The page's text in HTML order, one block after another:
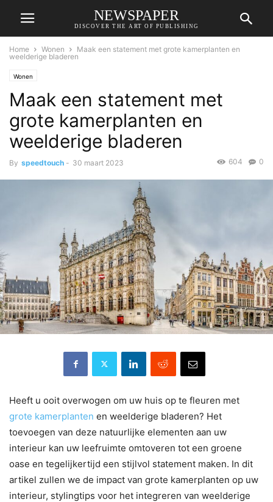
NEWSPAPER
DISCOVER THE ART OF PUBLISHING
Home Wonen
Maak een statement met grote kamerplanten en
weelderige bladeren
Wonen
Maak een statement met
grote kamerplanten en
weelderige bladeren
By speedtouch - 30 maart 2023 0
604
Heeft u ooit overwogen om uw huis op te fleuren met
grote kamerplanten en weelderige bladeren? Het
toevoegen van deze natuurlijke elementen aan uw
interieur kan uw leefruimte omtoveren tot een groene
oase en tegelijkertijd een stijlvol statement maken. In dit
artikel zullen we de impact van grote kamerplanten op uw
interieur, stylingtips voor het integreren van weelderige